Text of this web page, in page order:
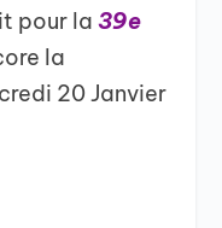
pour la39e
la
20 Janvier